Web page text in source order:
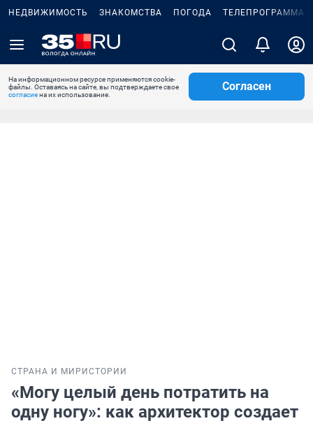
НЕДВИЖИМОСТЬ ЗНАКОМСТВА ПОГОДА ТЕЛЕПРОГРАММА
На информационном ресурсе применяются cookie-
файлы. Оставаясь на сайте, вы подтверждаете свое
согласиена их использование.
Согласен
СТРАНА И МИР ИСТОРИИ
«Могу целый день потратить на
одну ногу»: как архитектор создает